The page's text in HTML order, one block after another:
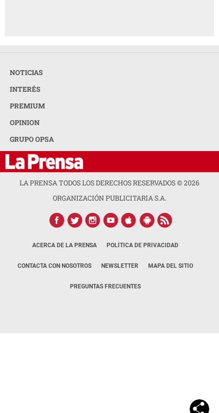
NOTICIAS
INTERÉS
PREMIUM
OPINION
GRUPO OPSA
LA PRENSA TODOS LOS DERECHOS RESERVADOS ©2026
ORGANIZACIÓN PUBLICITARIA S.A.
ACERCA DE LA PRENSA POLÍTICA DE PRIVACIDAD
CONTACTA CON NOSOTROS NEWSLETTER MAPA DEL SITIO
PREGUNTAS FRECUENTES